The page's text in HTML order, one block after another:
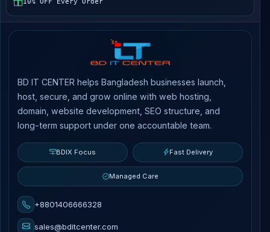
10% OFF Every Order
BD IT CENTER helps Bangladesh businesses launch,
host, secure, and grow online with web hosting,
domain, website development, SEO structure, and
long-term support under one accountable team.
BDIX Focus Fast Delivery
Managed Care
+8801406666328
sales@bditcenter.com